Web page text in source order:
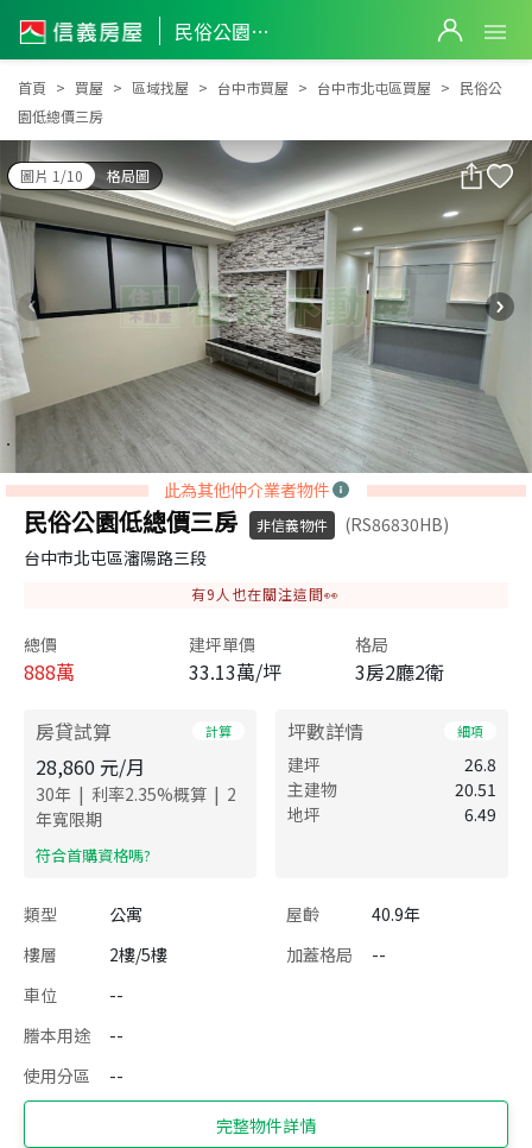
民俗公園低總價三房
民俗公園低總價三房
首頁 買屋 區域找屋 台中市買屋 台中市北屯區買屋
民俗公
園低總價三房
圖片 1/10 格局圖
此為其他仲介業者物件
民俗公園低總價三房 非信義物件
(RS86830HB)
台中市北屯區瀋陽路三段
有9 人也在關注這間👀
總價
888萬
建坪單價
33.13萬/坪
格局
3房2廳2衛
房貸試算 計算
28,860 元/月
30年 | 利率2.35%概算 | 2
年寬限期
​符合首購資格嗎?
坪數詳情 細項
建坪
26.8
主建物
20.51
地坪
6.49
類型 公寓 屋齡
40.9年
樓層
2樓/5樓 加蓋格局
--
車位
--
謄本用途
--
使用分區
--
完整物件詳情